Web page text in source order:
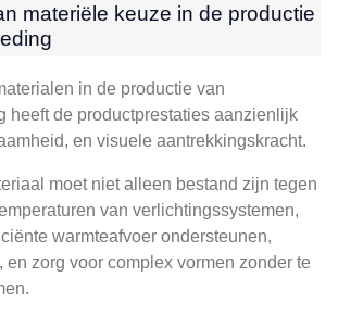
materiële keuze in de productie
in de productie van
heeft de productprestaties aanzienlijk
en visuele aantrekkingskracht.
moet niet alleen bestand zijn tegen
van verlichtingssystemen,
warmteafvoer ondersteunen,
en zorg voor complex vormen zonder te